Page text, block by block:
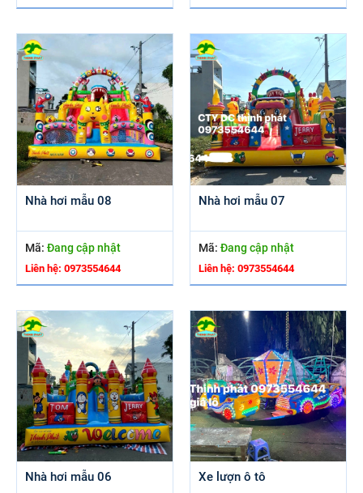
Nhà hơi mẫu 08
Mã: Đang cập nhật
Liên hệ: 0973554644
Nhà hơi mẫu 07
Mã: Đang cập nhật
Liên hệ: 0973554644
Nhà hơi mẫu 06 Xe lượn ô tô